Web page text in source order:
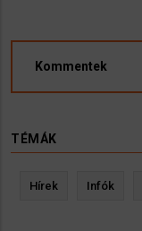
Kommentek
TÉMÁK
Hírek Infók